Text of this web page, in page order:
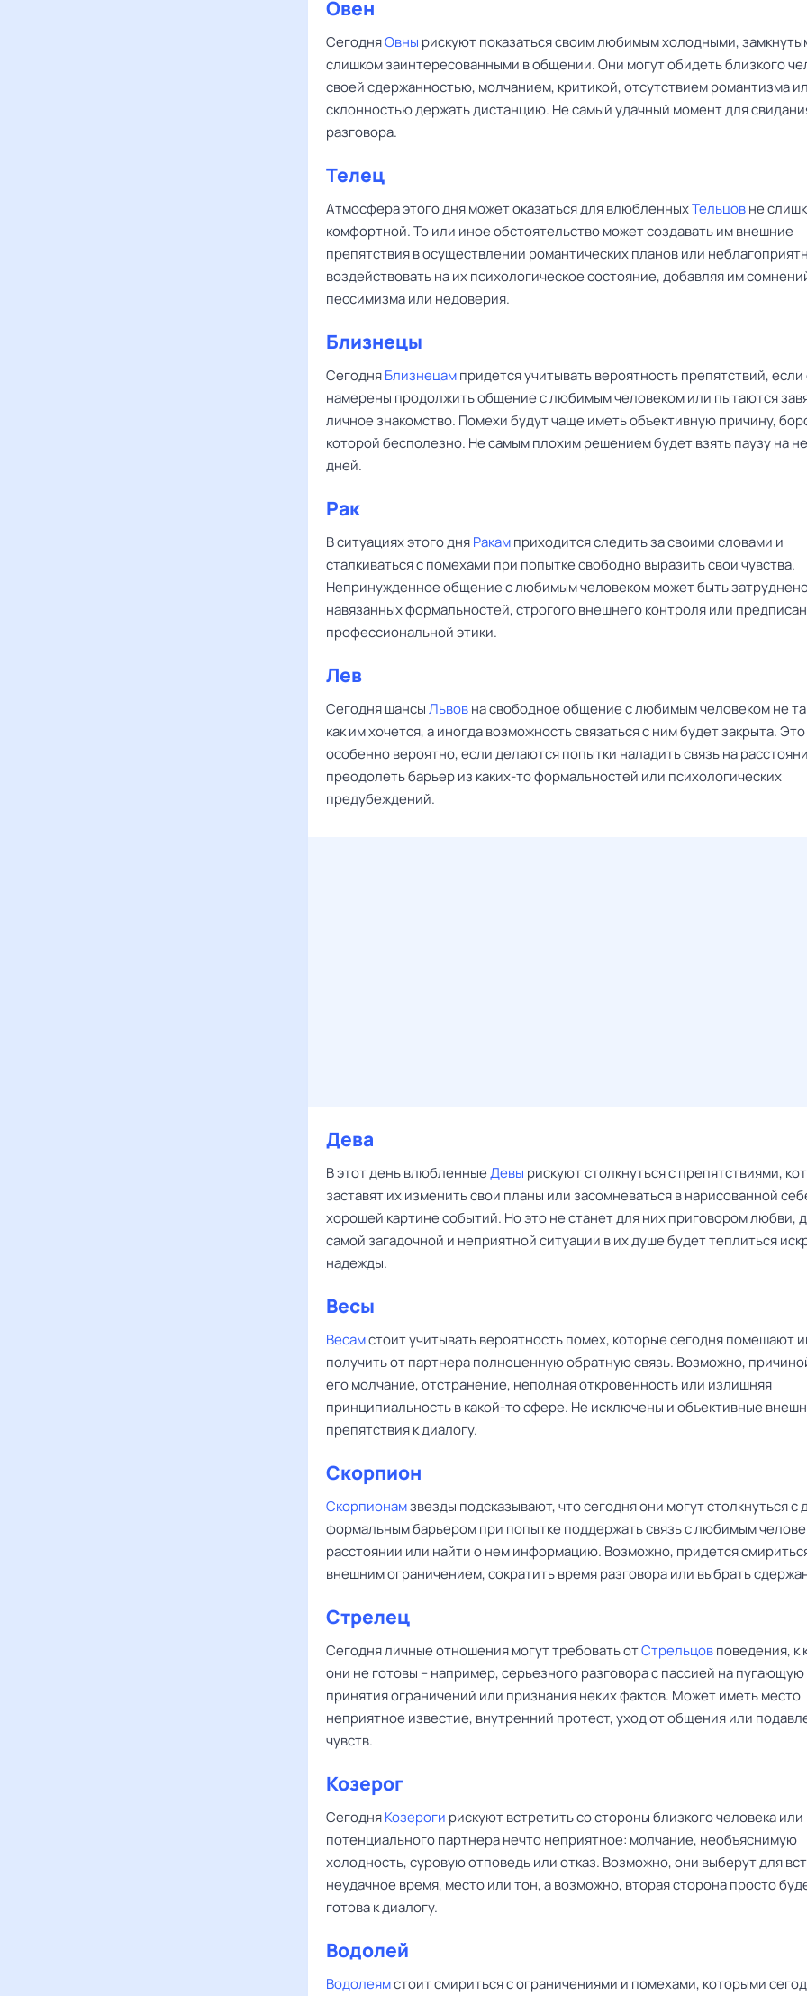
Овен
СегодняОвны рискуют показаться своим любимым холодными,
слишком заинтересованными в общении. Они могут обидеть близкого
своей сдержанностью, молчанием, критикой, отсутствием романтизма
склонностью держать дистанцию. Не самый удачный момент для
разговора.
Телец
Атмосфера этого дня может оказаться для влюбленныхТельцовне
комфортной. То или иное обстоятельство может создавать им внешние
препятствия в осуществлении романтических планов или
воздействовать на их психологическое состояние, добавляя им
пессимизма или недоверия.
Близнецы
СегодняБлизнецампридется учитывать вероятность препятствий, если
намерены продолжить общение с любимым человеком или пытаются
личное знакомство. Помехи будут чаще иметь объективную причину,
которой бесполезно. Не самым плохим решением будет взять паузу на
дней.
Рак
В ситуациях этого дняРакамприходится следить за своими словами и
сталкиваться с помехами при попытке свободно выразить свои чувства.
Непринужденное общение с любимым человеком может быть
навязанных формальностей, строгого внешнего контроля или
профессиональной этики.
Лев
Сегодня шансыЛьвовна свободное общение с любимым человеком не
как им хочется, а иногда возможность связаться с ним будет закрыта. Это
особенно вероятно, если делаются попытки наладить связь на
преодолеть барьер из каких-то формальностей или психологических
предубеждений.
Дева
В этот день влюбленныеДевы рискуют столкнуться с препятствиями,
заставят их изменить свои планы или засомневаться в нарисованной
хорошей картине событий. Но это не станет для них приговором любви,
самой загадочной и неприятной ситуации в их душе будет теплиться
надежды.
Весы
Весамстоит учитывать вероятность помех, которые сегодня помешают
получить от партнера полноценную обратную связь. Возможно,
его молчание, отстранение, неполная откровенность или излишняя
принципиальность в какой-то сфере. Не исключены и объективные
препятствия к диалогу.
Скорпион
Скорпионамзвезды подсказывают, что сегодня они могут столкнуться с
формальным барьером при попытке поддержать связь с любимым
расстоянии или найти о нем информацию. Возможно, придется
внешним ограничением, сократить время разговора или выбрать
Стрелец
Сегодня личные отношения могут требовать отСтрельцовповедения, к
они не готовы – например, серьезного разговора с пассией на пугающую
принятия ограничений или признания неких фактов. Может иметь место
неприятное известие, внутренний протест, уход от общения или
чувств.
Козерог
СегодняКозероги рискуют встретить со стороны близкого человека или
потенциального партнера нечто неприятное: молчание, необъяснимую
холодность, суровую отповедь или отказ. Возможно, они выберут для
неудачное время, место или тон, а возможно, вторая сторона просто
готова к диалогу.
Водолей
Водолеямстоит смириться с ограничениями и помехами, которыми